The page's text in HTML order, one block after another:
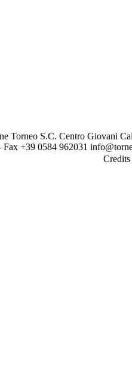
Torneo S.C. Centro Giovani
Fax +39 0584 962031
Credits